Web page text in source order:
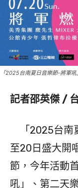
「2025台南夏日音樂節-將軍
記者邵英傑 /
「2025台南
至20日盛大開
節，今年活動
吼」、第二天